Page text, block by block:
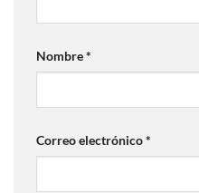
Nombre*
Correo electrónico*